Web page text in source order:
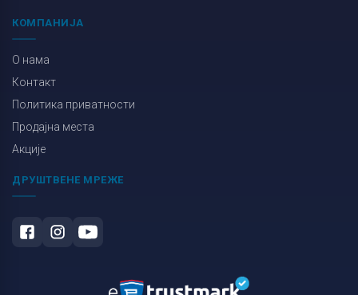
КОМПАНИЈА
О нама
Контакт
Политика приватности
Продајна места
Акције
ДРУШТВЕНЕ МРЕЖЕ